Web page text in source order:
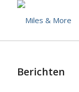
Berichten